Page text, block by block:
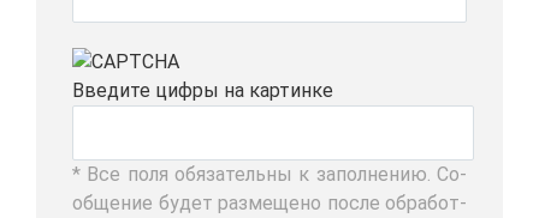
Вве­ди­те циф­ры на кар­тин­ке
* Все по­ля обя­за­тель­ны к за­пол­не­нию. Со­
об­ще­ние бу­дет раз­ме­ще­но по­сле об­ра­бот­